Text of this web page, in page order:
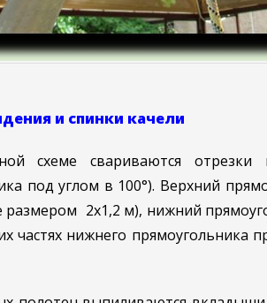
и спинки качели
схеме свариваются отрезки
под углом в 100°). Верхний
размером 2х1,2 м), нижний
частях нижнего прямоугольника